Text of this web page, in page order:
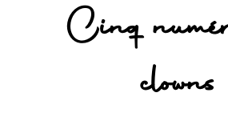
Cinq
clowns